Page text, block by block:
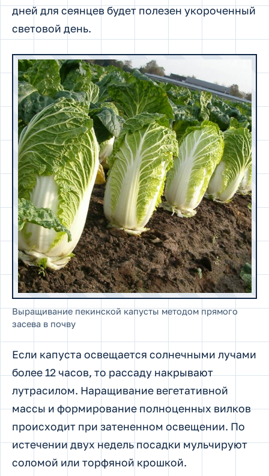
дней для сеянцев будет полезен укороченный
световой день.
Выращивание пекинской капусты методом прямого
засева в почву
Если капуста освещается солнечными лучами
более 12 часов, то рассаду накрывают
лутрасилом. Наращивание вегетативной
массы и формирование полноценных вилков
происходит при затененном освещении. По
истечении двух недель посадки мульчируют
соломой или торфяной крошкой.